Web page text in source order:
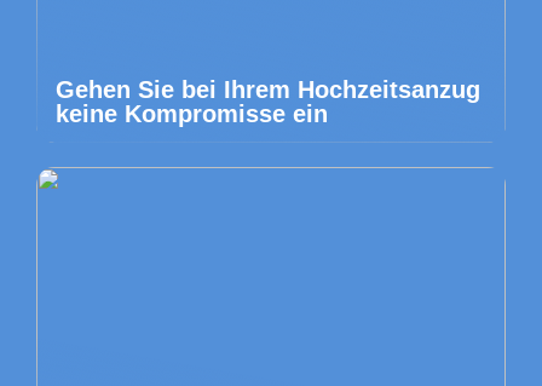
Gehen Sie bei Ihrem Hochzeitsanzug
keine Kompromisse ein